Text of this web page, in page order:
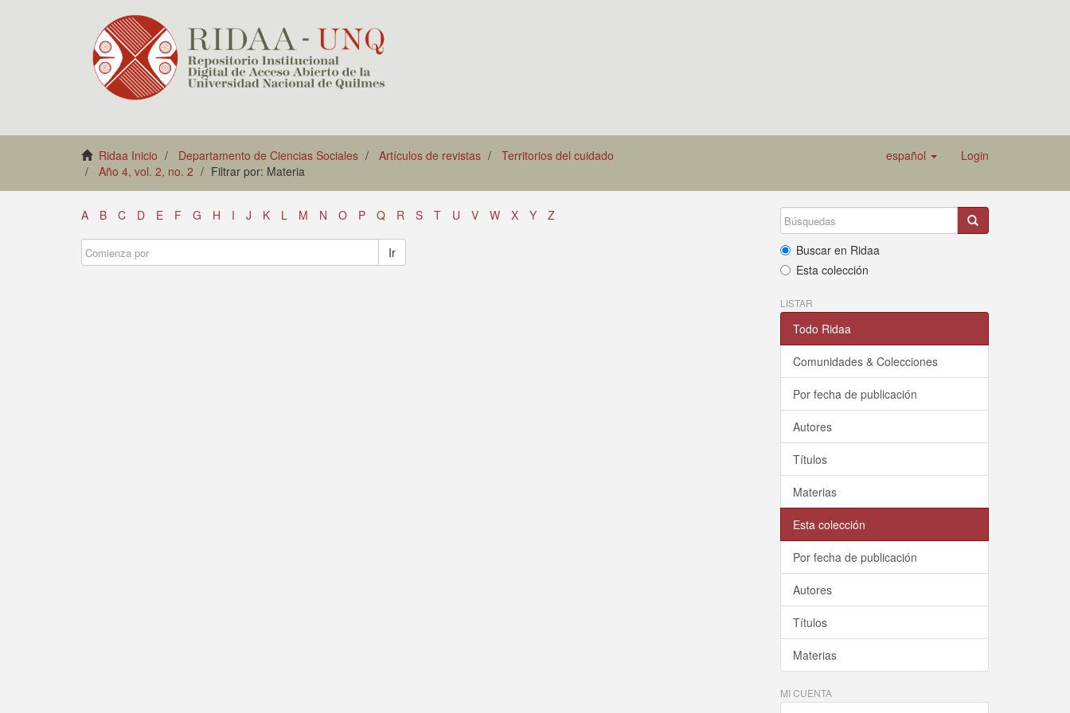
Ridaa Inicio Departamento de Ciencias Sociales Artículos de revistas
Territorios del cuidado
Año 4, vol. 2, no. 2
Filtrar por: Materia
español Login
A B C D E F G H I J K L M N O P Q R S T U V W X Y Z
Ir
Buscar en Ridaa
Esta colección
LISTAR
Todo Ridaa
Comunidades & Colecciones
Por fecha de publicación
Autores
Títulos
Materias
Esta colección
Por fecha de publicación
Autores
Títulos
Materias
MI CUENTA